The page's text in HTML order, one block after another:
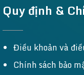
Quy định &
Điều khoản và
Chính sách bảo